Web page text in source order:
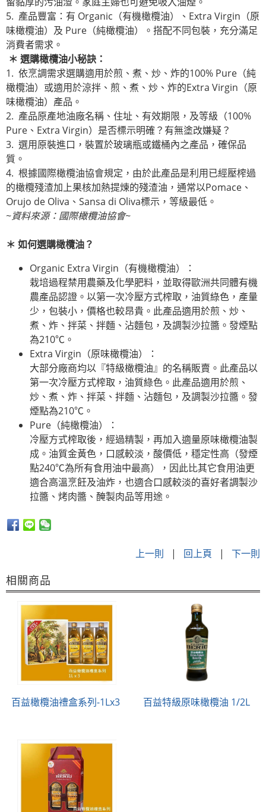
5. 產品豐富：有 Organic（有機橄欖油）、Extra Virgin（原
味橄欖油）及 Pure（純橄欖油）。搭配不同包裝，充分滿足
消費者需求。
＊ 選購橄欖油小秘訣：
1. 依烹調需求選購適用於煎、煮、炒、炸的100% Pure（純
橄欖油）或適用於涼拌、煎、煮、炒、炸的Extra Virgin（原
味橄欖油）產品。
2. 產品原產地油廠名稱、住址、有效期限，及等級（100%
Pure、Extra Virgin）是否標示明確？有無塗改嫌疑？
3. 選用原裝進口，裝置於玻璃瓶或鐵桶內之產品，確保品
質。
4. 根據國際橄欖油協會規定，由於此產品是利用已經壓榨過
的橄欖殘渣加上果核加熱提煉的殘渣油，通常以Pomace、
Orujo de Oliva、Sansa di Oliva標示，等級最低。
~資料來源：國際橄欖油協會~
＊ 如何選購橄欖油？
Organic Extra Virgin（有機橄欖油）：
栽培過程禁用農藥及化學肥料，並取得歐洲共同體有機
農產品認證。以第一次冷壓方式榨取，油質綠色，產量
少，包裝小，價格也較昂貴。此產品適用於煎、炒、
煮、炸、拌菜、拌麵、沾麵包，及調製沙拉醬。發煙點
為210℃。
Extra Virgin（原味橄欖油）：
大部分廠商均以『特級橄欖油』的名稱販賣。此產品以
第一次冷壓方式榨取，油質綠色。此產品適用於煎、
炒、煮、炸、拌菜、拌麵、沾麵包，及調製沙拉醬。發
煙點為210℃。
Pure（純橄欖油）：
冷壓方式榨取後，經過精製，再加入適量原味橄欖油製
成。油質金黃色，口感較淡，酸價低，穩定性高（發煙
點240℃為所有食用油中最高），因此比其它食用油更
適合高溫烹飪及油炸，也適合口感較淡的喜好者調製沙
拉醬、烤肉醬、醃製肉品等用途。
上一則 | 回上頁 | 下一則
相關商品
百益橄欖油禮盒系列-1Lx3 百益特級原味橄欖油 1/2L